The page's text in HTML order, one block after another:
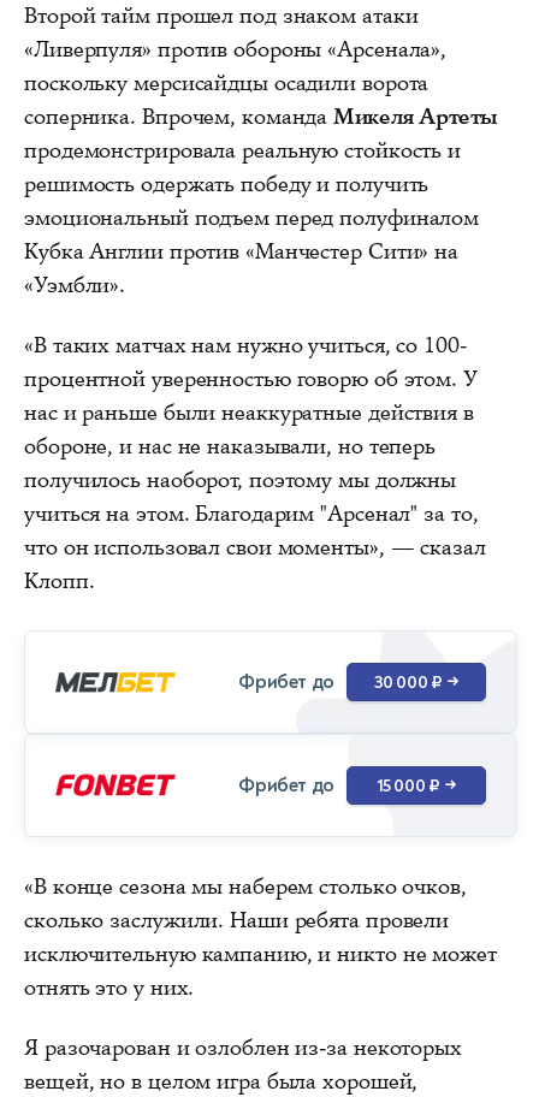
Второй тайм прошел под знаком атаки
«Ливерпуля» против обороны «Арсенала»,
поскольку мерсисайдцы осадили ворота
соперника. Впрочем, командаМикеля Артеты
продемонстрировала реальную стойкость и
решимость одержать победу и получить
эмоциональный подъем перед полуфиналом
Кубка Англии против «Манчестер Сити» на
«Уэмбли».
«В таких матчах нам нужно учиться, со 100-
процентной уверенностью говорю об этом. У
нас и раньше были неаккуратные действия в
обороне, и нас не наказывали, но теперь
получилось наоборот, поэтому мы должны
учиться на этом. Благодарим "Арсенал" за то,
что он использовал свои моменты», — сказал
Клопп.
Фрибет до 30 000 ₽ →
Фрибет до 15 000 ₽ →
«В конце сезона мы наберем столько очков,
сколько заслужили. Наши ребята провели
исключительную кампанию, и никто не может
отнять это у них.
Я разочарован и озлоблен из-за некоторых
вещей, но в целом игра была хорошей,